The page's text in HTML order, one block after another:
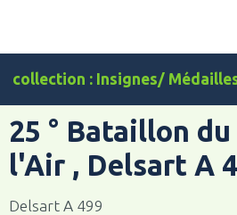
collection : Insignes/
25 ° Bataillon
l'Air , Delsart A
Delsart A 499